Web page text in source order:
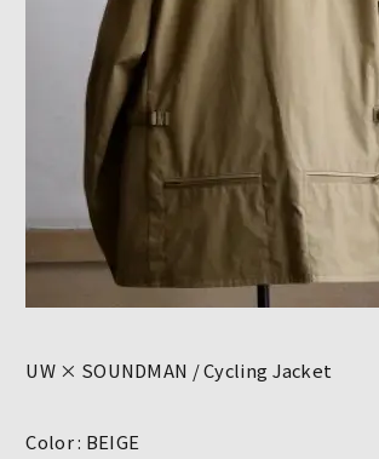
UW × SOUNDMAN / Cycling Jacket
Color : BEIGE